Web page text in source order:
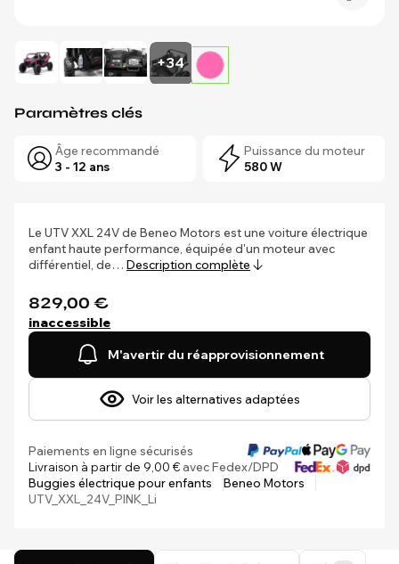
+34
Paramètres clés
Âge recommandé
3 - 12 ans
Puissance du moteur
580 W
Le UTV XXL 24V de Beneo Motors est une voiture électrique
enfant haute performance, équipée d'un moteur avec
différentiel, de… Description complète
829,00 €
inaccessible
M'avertir du réapprovisionnement
Voir les alternatives adaptées
Paiements en ligne sécurisés
Livraison à partir de 9,00 €avec Fedex/DPD
Buggies électrique pour enfants
Beneo Motors
UTV_XXL_24V_PINK_Li